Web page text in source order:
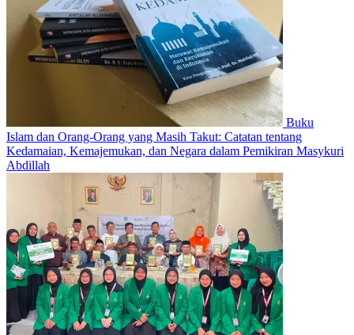
Buku
Islam dan Orang-Orang yang Masih Takut: Catatan tentang
Kedamaian, Kemajemukan, dan Negara dalam Pemikiran Masykuri
Abdillah